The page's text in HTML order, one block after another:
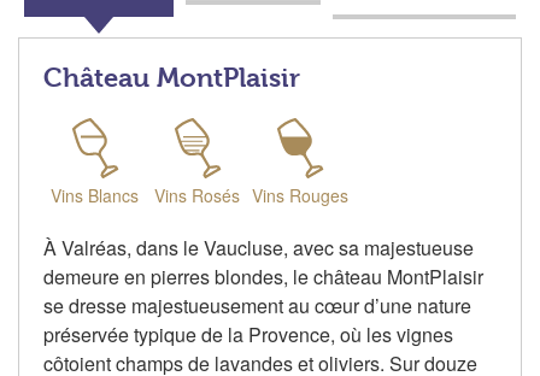
Château MontPlaisir
Vins Blancs Vins Rosés Vins Rouges
À Valréas, dans le Vaucluse, avec sa majestueuse
demeure en pierres blondes, le château MontPlaisir
se dresse majestueusement au cœur d’une nature
préservée typique de la Provence, où les vignes
côtoient champs de lavandes et oliviers. Sur douze